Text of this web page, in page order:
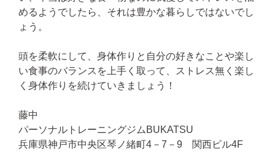
めるようでしたら、それは豊かな暮らしではないでし
ょう。
頭を柔軟にして、身体作りと自分の好きなことや楽し
い食事のバランスを上手く取って、ストレス無く楽し
く身体作りを続けていきましょう！
藤中
パーソナルトレーニングジムBUKATSU
兵庫県神戸市中央区琴ノ緒町4－7－9 関西ビル4F